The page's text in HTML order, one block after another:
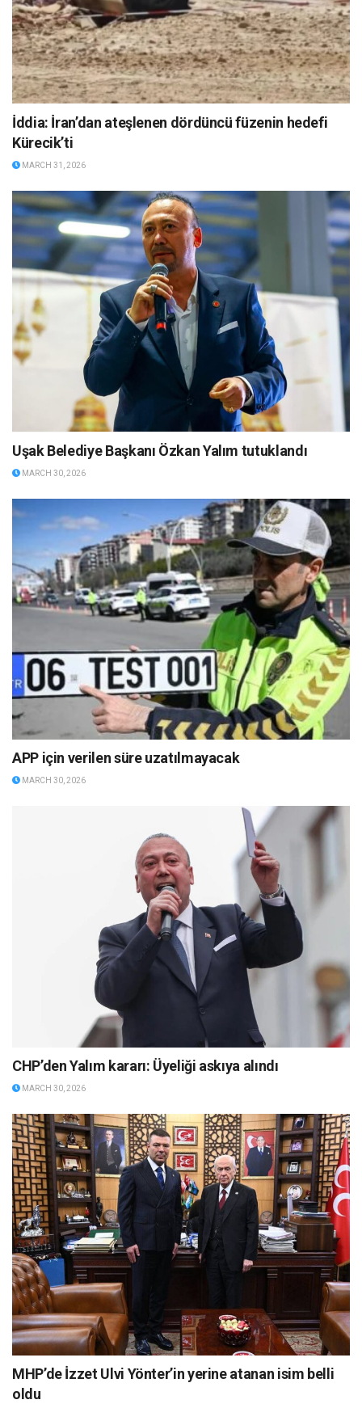
İddia: İran’dan ateşlenen dördüncü füzenin hedefi
Kürecik’ti
MARCH 31, 2026
Uşak Belediye Başkanı Özkan Yalım tutuklandı
MARCH 30, 2026
APP için verilen süre uzatılmayacak
MARCH 30, 2026
CHP’den Yalım kararı: Üyeliği askıya alındı
MARCH 30, 2026
MHP’de İzzet Ulvi Yönter’in yerine atanan isim belli
oldu